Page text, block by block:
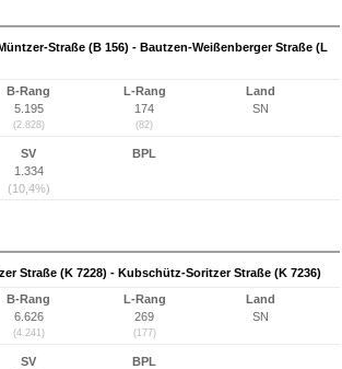
Straße (B 156) - Bautzen-Weißenberger Straße (L
B-Rang
5.195
(2.828)
L-Rang
174
(82)
Land
SN
SV
1.334
(10,4%)
BPL
Straße (K 7228) - Kubschütz-Soritzer Straße (K 7236)
B-Rang
6.626
(4.241)
L-Rang
269
(177)
Land
SN
SV
BPL